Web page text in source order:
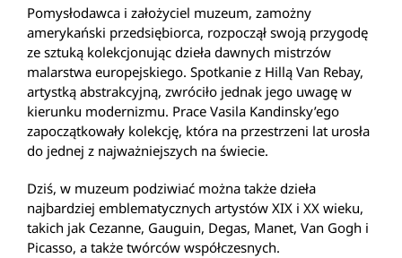
Pomysłodawca i założyciel muzeum, zamożny
amerykański przedsiębiorca, rozpoczął swoją przygodę
ze sztuką kolekcjonując dzieła dawnych mistrzów
malarstwa europejskiego. Spotkanie z Hillą Van Rebay,
artystką abstrakcyjną, zwróciło jednak jego uwagę w
kierunku modernizmu. Prace Vasila Kandinsky’ego
zapoczątkowały kolekcję, która na przestrzeni lat urosła
do jednej z najważniejszych na świecie.
Dziś, w muzeum podziwiać można także dzieła
najbardziej emblematycznych artystów XIX i XX wieku,
takich jak Cezanne, Gauguin, Degas, Manet, Van Gogh i
Picasso, a także twórców współczesnych.